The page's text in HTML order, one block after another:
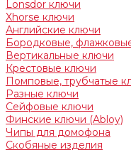
Lonsdor ключи
Xhorse ключи
Английские ключи
Бородковые,
Вертикальные ключи
Крестовые ключи
Помповые, трубчатые
Разные ключи
Сейфовые ключи
Финские ключи (Abloy)
Чипы для домофона
Скобяные изделия